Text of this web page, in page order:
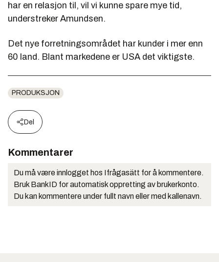
har en relasjon til, vil vi kunne spare mye tid,
understreker Amundsen.
Det nye forretningsområdet har kunder i mer enn
60 land. Blant markedene er USA det viktigste.
PRODUKSJON
Del
Kommentarer
Du må være innlogget hos Ifrågasätt for å kommentere.
Bruk BankID for automatisk oppretting av brukerkonto.
Du kan kommentere under fullt navn eller med kallenavn.